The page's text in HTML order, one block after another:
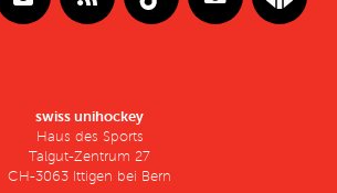
swiss unihockey
Haus des Sports
Talgut-Zentrum 27
CH-3063 Ittigen bei Bern